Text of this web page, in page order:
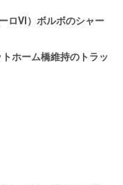
ロVI）ボルボのシャー
ホーム橋維持のトラッ